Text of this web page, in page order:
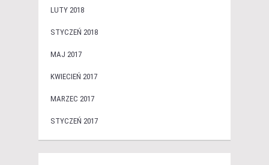
LUTY 2018
STYCZEŃ 2018
MAJ 2017
KWIECIEŃ 2017
MARZEC 2017
STYCZEŃ 2017